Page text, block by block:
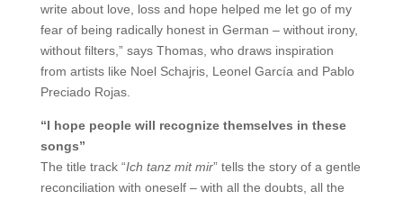
write about love, loss and hope helped me let go of my
fear of being radically honest in German – without irony,
without filters,” says Thomas, who draws inspiration
from artists like Noel Schajris, Leonel García and Pablo
Preciado Rojas.
“I hope people will recognize themselves in these
songs”
The title track “Ich tanz mit mir” tells the story of a gentle
reconciliation with oneself – with all the doubts, all the